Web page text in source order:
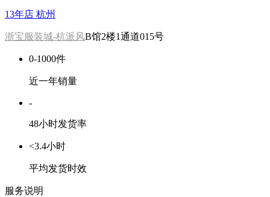
13年店 杭州
浙宝服装城-杭派风B馆2楼1通道015号
0-1000件
近一年销量
-
48小时发货率
<3.4小时
平均发货时效
服务说明